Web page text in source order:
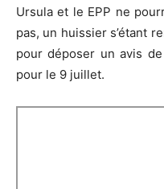
Ursula et le EPP ne
pas, un huissier s’étant
pour déposer un avis
pour le 9 juillet.